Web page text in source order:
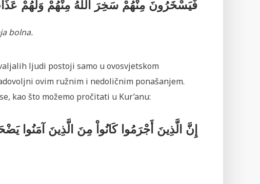
فَيَسْخَرُونَ مِنْهُمْ سَخِرَ اللهُ مِنْهُمْ وَلَهُمْ
bolna.
ljudi postoji samo u ovosvjetskom
ovim ružnim i nedoličnim ponašanjem.
kao što možemo pročitati u Kur’anu:
إِنَّ الَّذِينَ أَجْرَمُوا كَانُواْ مِنَ الَّذِينَ آمَنُوا